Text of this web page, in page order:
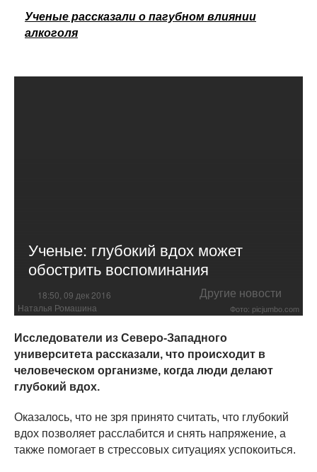
Ученые рассказали о пагубном влиянии
алкоголя
Ученые: глубокий вдох может
обострить воспоминания
18:50, 09 дек 2016 Другие новости
Наталья Ромашина Фото: picjumbo.com
Исследователи из Северо-Западного
университета рассказали, что происходит в
человеческом организме, когда люди делают
глубокий вдох.
Оказалось, что не зря принято считать, что глубокий
вдох позволяет расслабится и снять напряжение, а
также помогает в стрессовых ситуациях успокоиться.